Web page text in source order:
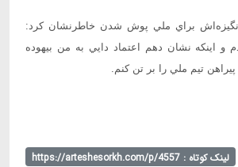
براي ملي پوش شدن خاطرنشان كرد:
و اينكه نشان دهم اعتماد دايي به من بيهوده
تيم ملي را بر تن كنم.
لینک کوتاه : https://arteshesorkh.com/p/4557